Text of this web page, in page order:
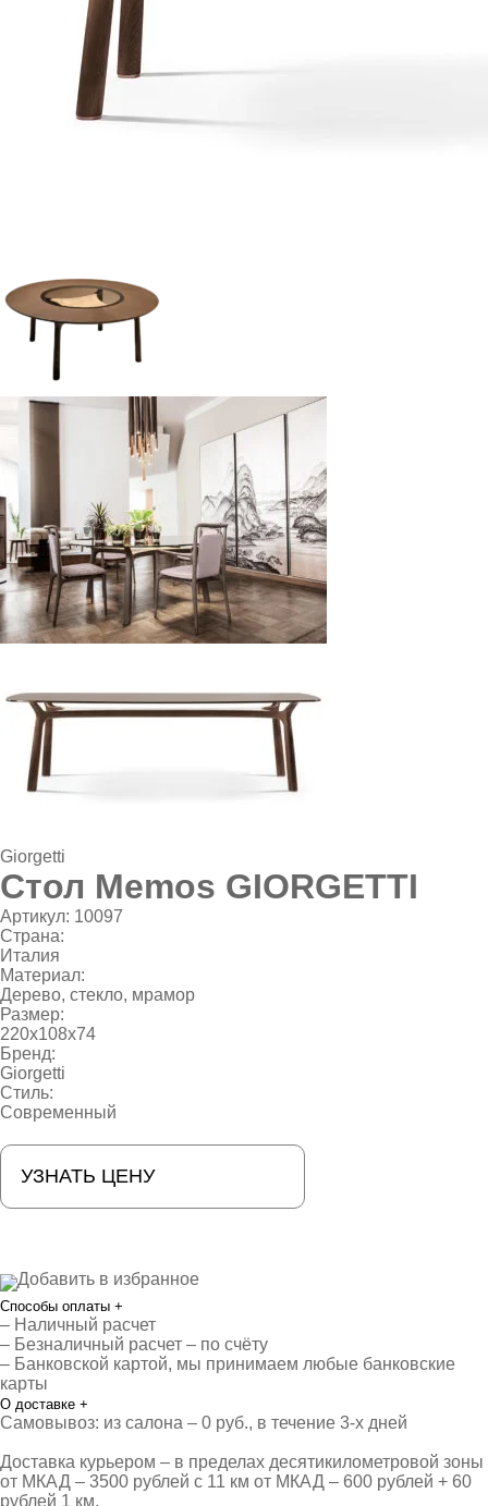
Giorgetti
Стол Memos GIORGETTI
Артикул: 10097
Страна:
Италия
Материал:
Дерево, стекло, мрамор
Размер:
220x108x74
Бренд:
Giorgetti
Стиль:
Современный
УЗНАТЬ ЦЕНУ
Добавить в избранное
Способы оплаты +
– Наличный расчет
– Безналичный расчет – по счёту
– Банковской картой, мы принимаем любые банковские
карты
О доставке +
Самовывоз: из салона – 0 руб., в течение 3-х дней
Доставка курьером – в пределах десятикилометровой зоны
от МКАД – 3500 рублей с 11 км от МКАД – 600 рублей + 60
рублей 1 км.